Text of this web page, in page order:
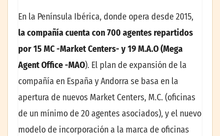
En la Península Ibérica, donde opera desde 2015,
la compañía cuenta con 700 agentes repartidos
por 15 MC -Market Centers- y 19 M.A.O (Mega
Agent Office -MAO). El plan de expansión de la
compañía en España y Andorra se basa en la
apertura de nuevos Market Centers, M.C. (oficinas
de un mínimo de 20 agentes asociados), y el nuevo
modelo de incorporación a la marca de oficinas